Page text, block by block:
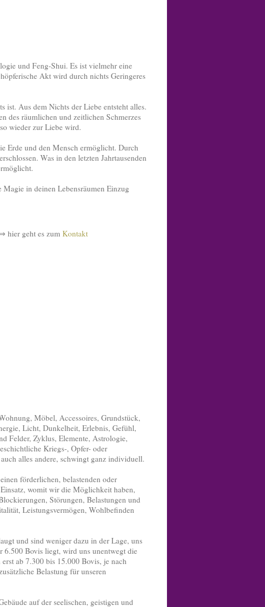
und Feng-Shui. Es ist vielmehr eine
Akt wird durch nichts Geringeres
Aus dem Nichts der Liebe entsteht alles.
des räumlichen und zeitlichen Schmerzes
wieder zur Liebe wird.
Erde und den Mensch ermöglicht. Durch
Was in den letzten Jahrtausenden
in deinen Lebensräumen Einzug
hier geht es zum Kontakt
Möbel, Accessoires, Grundstück,
Licht, Dunkelheit, Erlebnis, Gefühl,
Felder, Zyklus, Elemente, Astrologie,
Kriegs-, Opfer- oder
alles andere, schwingt ganz individuell.
förderlichen, belastenden oder
womit wir die Möglichkeit haben,
Störungen, Belastungen und
Leistungsvermögen, Wohlbefinden
und sind weniger dazu in der Lage, uns
6.500 Bovis liegt, wird uns unentwegt die
ab 7.300 bis 15.000 Bovis, je nach
Belastung für unseren
auf der seelischen, geistigen und